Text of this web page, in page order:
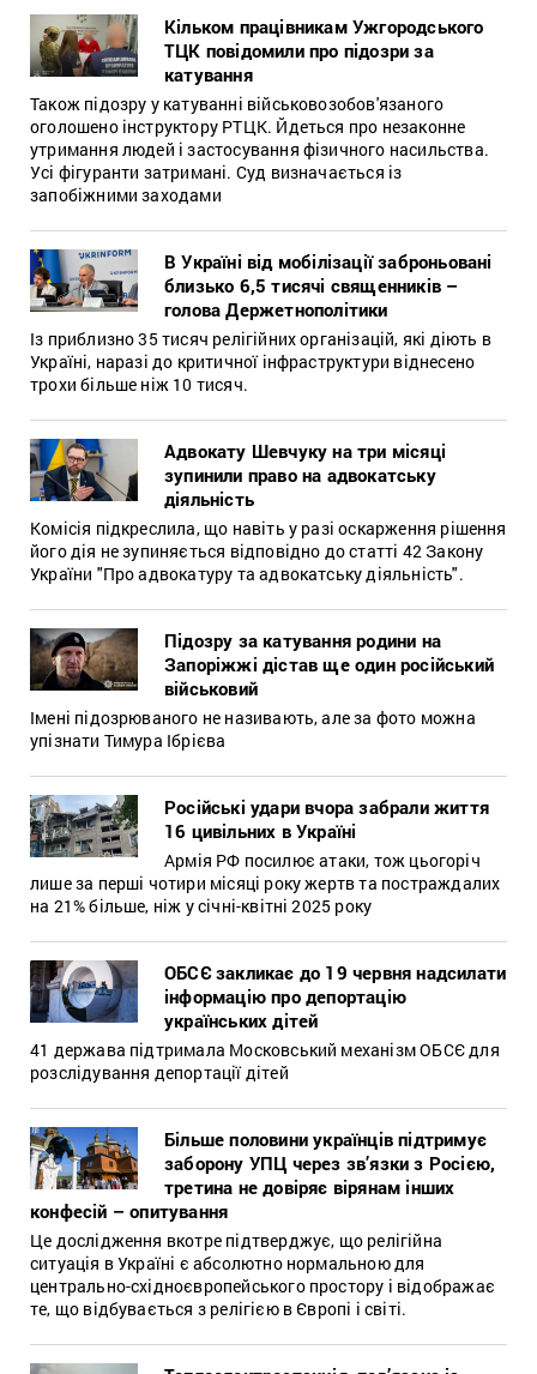
Кільком працівникам Ужгородського
ТЦК повідомили про підозри за
катування
Також підозру у катуванні військовозобов'язаного
оголошено інструктору РТЦК. Йдеться про незаконне
утримання людей і застосування фізичного насильства.
Усі фігуранти затримані. Суд визначається із
запобіжними заходами
В Україні від мобілізації заброньовані
близько 6,5 тисячі священників –
голова Держетнополітики
Із приблизно 35 тисяч релігійних організацій, які діють в
Україні, наразі до критичної інфраструктури віднесено
трохи більше ніж 10 тисяч.
Адвокату Шевчуку на три місяці
зупинили право на адвокатську
діяльність
Комісія підкреслила, що навіть у разі оскарження рішення
його дія не зупиняється відповідно до статті 42 Закону
України "Про адвокатуру та адвокатську діяльність".
Підозру за катування родини на
Запоріжжі дістав ще один російський
військовий
Імені підозрюваного не називають, але за фото можна
упізнати Тимура Ібрієва
Російські удари вчора забрали життя
16 цивільних в Україні
Армія РФ посилює атаки, тож цьогоріч
лише за перші чотири місяці року жертв та постраждалих
на 21% більше, ніж у січні-квітні 2025 року
ОБСЄ закликає до 19 червня надсилати
інформацію про депортацію
українських дітей
41 держава підтримала Московський механізм ОБСЄ для
розслідування депортації дітей
Більше половини українців підтримує
заборону УПЦ через зв’язки з Росією,
третина не довіряє вірянам інших
конфесій – опитування
Це дослідження вкотре підтверджує, що релігійна
ситуація в Україні є абсолютно нормальною для
центрально-східноєвропейського простору і відображає
те, що відбувається з релігією в Європі і світі.